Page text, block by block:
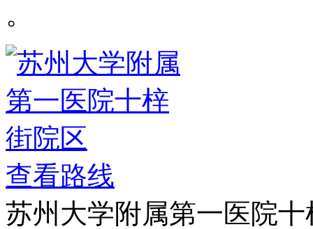
。
查看路线
苏州大学附属第一医院